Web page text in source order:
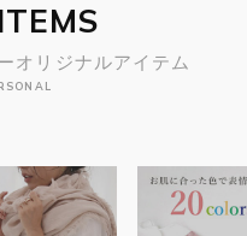
オリジナルアイテム